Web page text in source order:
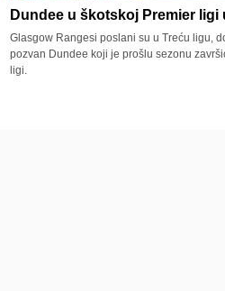
Dundee u škotskoj Premier ligi
Glasgow Rangesi poslani su u Treću ligu,
pozvan Dundee koji je prošlu sezonu
ligi.